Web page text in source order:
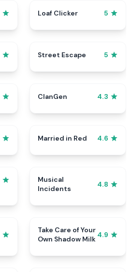
Loaf Clicker 5
Street Escape 5
ClanGen 4.3
Married in Red 4.6
Musical
Incidents
4.8
Take Care of Your
Own Shadow Milk 4.9